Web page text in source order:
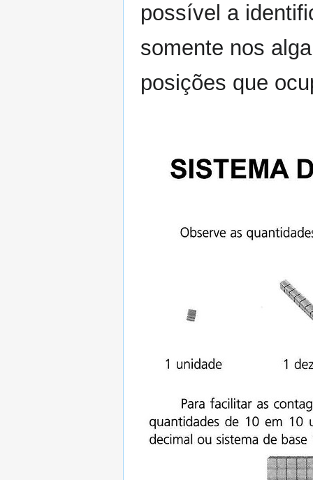
possível a
somente nos
posições que